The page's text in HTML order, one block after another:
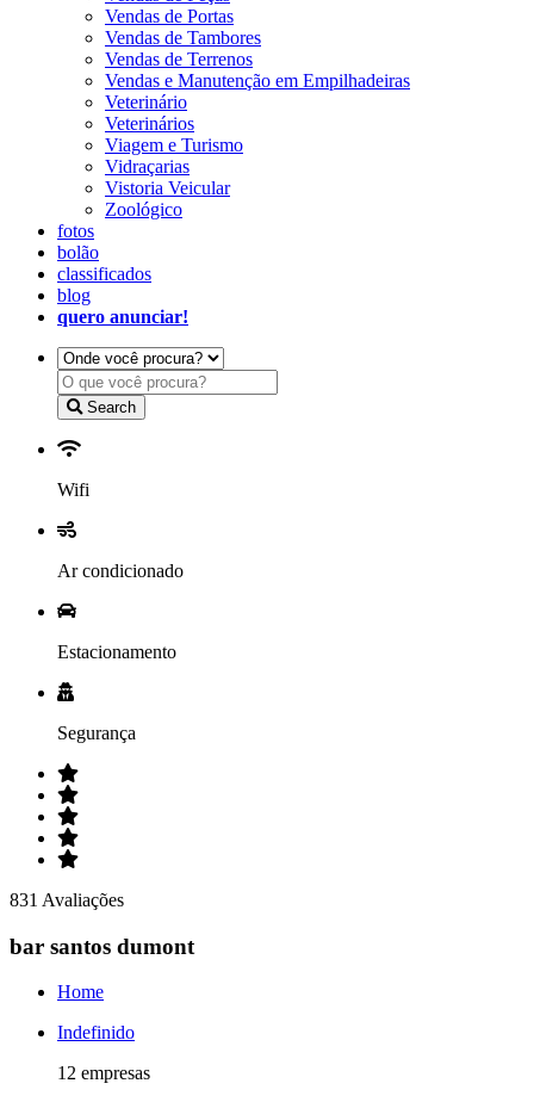
Vendas de Portas
Vendas de Tambores
Vendas de Terrenos
Vendas e Manutenção em Empilhadeiras
Veterinário
Veterinários
Viagem e Turismo
Vidraçarias
Vistoria Veicular
Zoológico
fotos
bolão
classificados
blog
quero anunciar!
Search
Wifi
Ar condicionado
Estacionamento
Segurança
831 Avaliações
bar santos dumont
Home
Indefinido
12 empresas